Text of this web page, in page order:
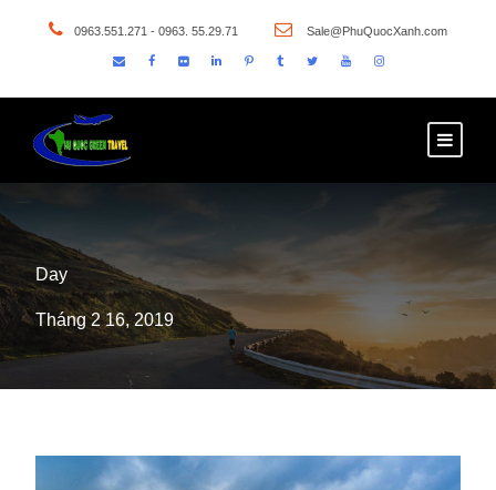
0963.551.271 - 0963. 55.29.71 Sale@PhuQuocXanh.com
Day
Tháng 2 16, 2019